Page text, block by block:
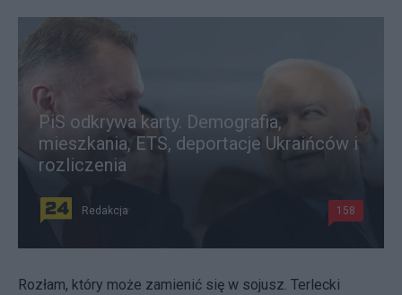
PiS odkrywa karty. Demografia,
mieszkania, ETS, deportacje Ukraińców i
rozliczenia
Redakcja 158
Rozłam, który może zamienić się w sojusz. Terlecki